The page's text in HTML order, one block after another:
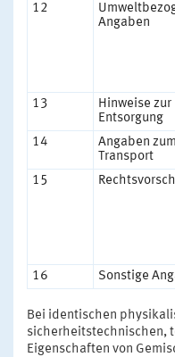
12
Angaben
13
Hinweise zur
Entsorgung
14
Angaben zum
Transport
15
16
Sonstige
Bei identischen
sicherheitstechnischen,
Eigenschaften von